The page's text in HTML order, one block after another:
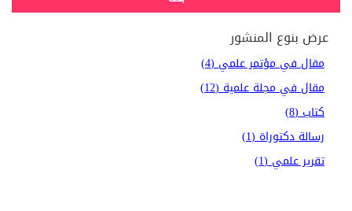
عرض بنوع المنشور
مقال في مؤتمر علمي (4)
مقال في مجلة علمية (12)
كتاب (8)
رسالة دكتوراة (1)
تقرير علمي (1)